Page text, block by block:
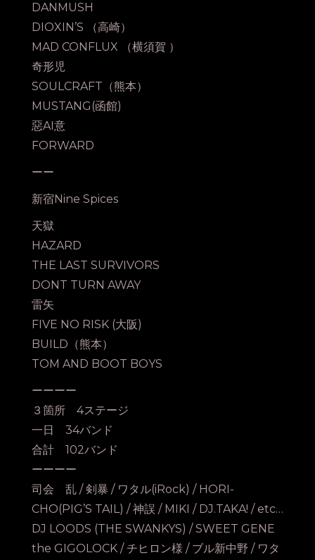
DANMUSH
DIOXIN’S （高崎）
MAD CONFLUX （横須賀 ）
奇形児
SOULCRAFT（熊本）
MUSTANG(函館)
惡AI意
FORWARD
ーー
新宿Nine Spices
天獄
HAZARD
THE LAST SURVIVORS
DONT TURN AWAY
雷矢
FIVE NO RISK (大阪)
BUILD（熊本）
TOM AND BOOT BOYS
ーーーー
３箇所 4ステージ
一日 34バンド
合計 102バンド
ーーーー
司会 乱 / 剣暴 / ワタル(iRock) / HORI-
CHO(PIG’S TAIL) / 神誤 / MIKI / DJ.TAKA! / etc…
DJ LOODS (THE SWANKYS) / SWEET GENE
the GIGOLOCK / チヒロン様 / ブル新中野 / ワタ